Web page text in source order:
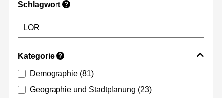
Schlagwort ?
Kategorie ?
Demographie (81)
Geographie und Stadtplanung (23)